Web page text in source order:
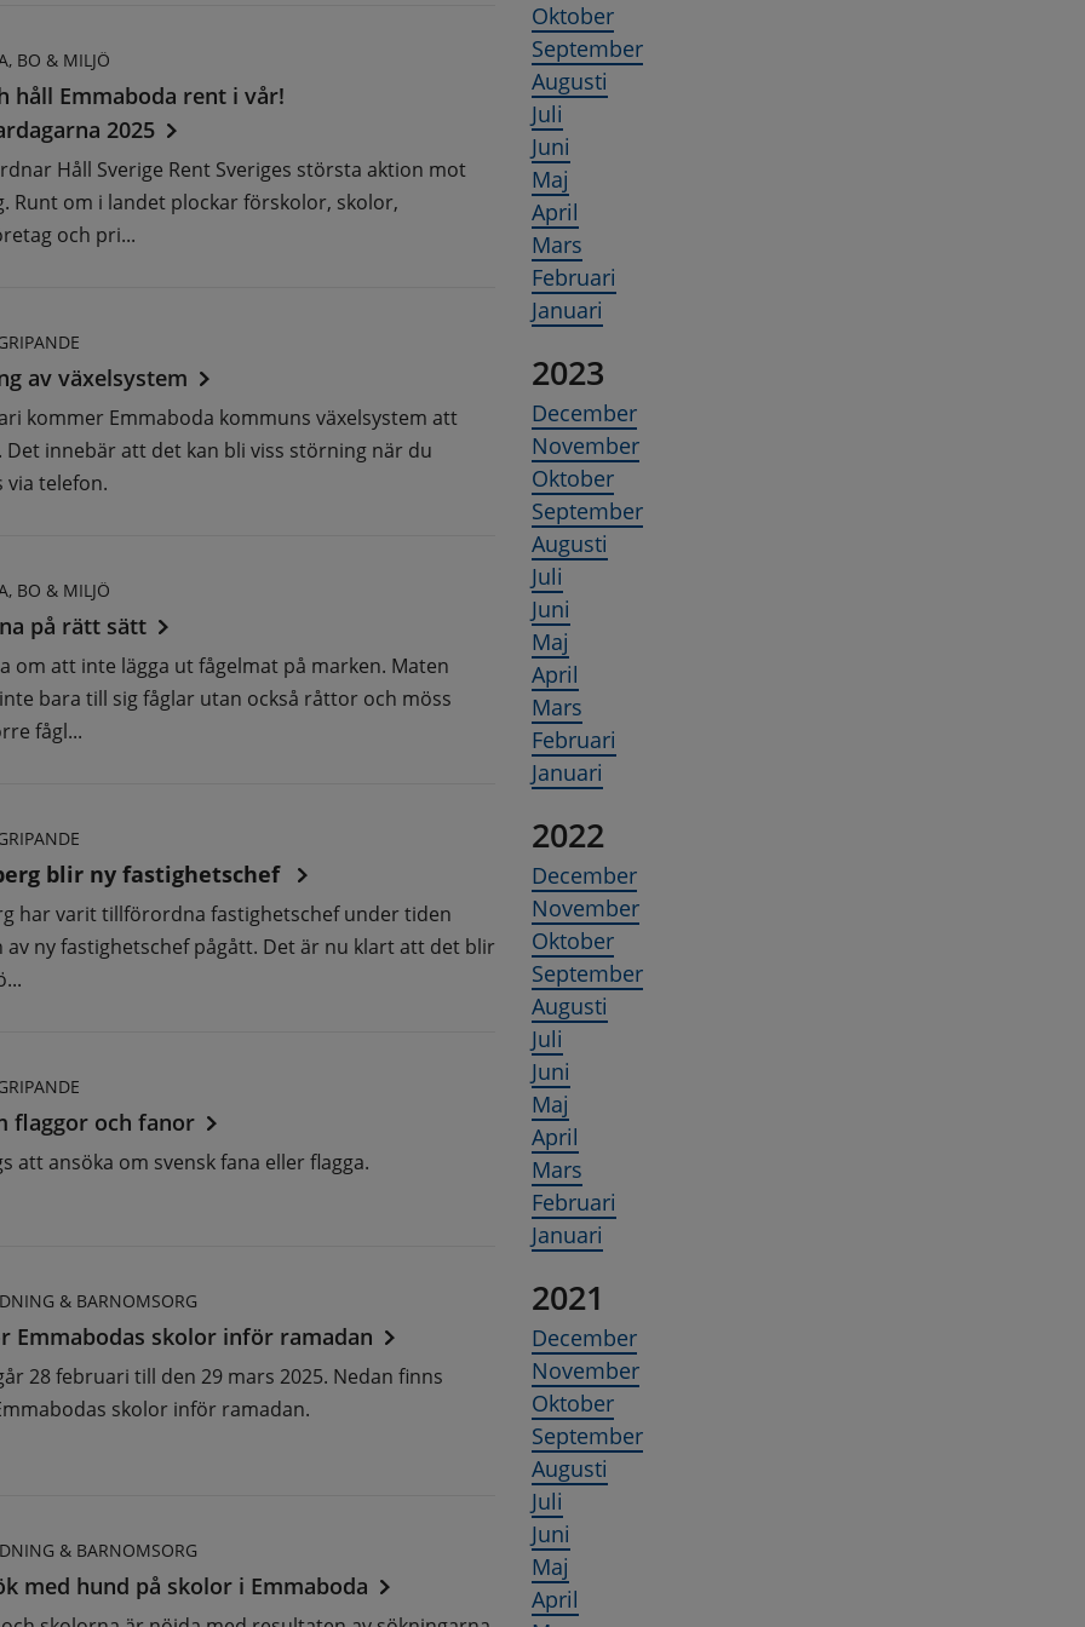
BO & MILJÖ
håll Emmaboda rent i vår!
2025
Håll Sverige Rent Sveriges största aktion mot
Runt om i landet plockar förskolor, skolor,
och pri...
av växelsystem
kommer Emmaboda kommuns växelsystem att
Det innebär att det kan bli viss störning när du
via telefon.
BO & MILJÖ
på rätt sätt
om att inte lägga ut fågelmat på marken. Maten
bara till sig fåglar utan också råttor och möss
fågl...
blir ny fastighetschef
har varit tillförordna fastighetschef under tiden
ny fastighetschef pågått. Det är nu klart att det blir
flaggor och fanor
att ansöka om svensk fana eller flagga.
& BARNOMSORG
Emmabodas skolor inför ramadan
28 februari till den 29 mars 2025. Nedan finns
skolor inför ramadan.
& BARNOMSORG
med hund på skolor i Emmaboda
Oktober
September
Augusti
Juli
Juni
Maj
April
Mars
Februari
Januari
2023
December
November
Oktober
September
Augusti
Juli
Juni
Maj
April
Mars
Februari
Januari
2022
December
November
Oktober
September
Augusti
Juli
Juni
Maj
April
Mars
Februari
Januari
2021
December
November
Oktober
September
Augusti
Juli
Juni
Maj
April